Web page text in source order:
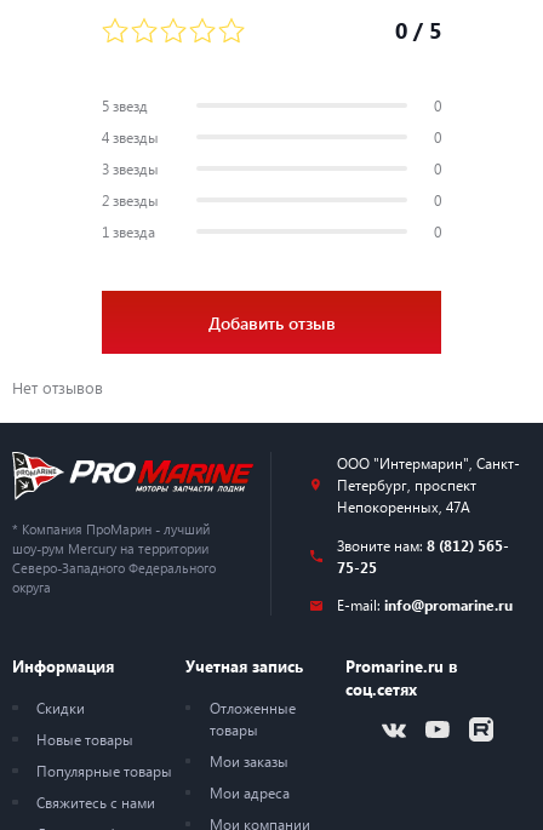
0 / 5
5 звезд
0
4 звезды
0
3 звезды
0
2 звезды
0
1 звезда
0
Добавить отзыв
Нет отзывов
* Компания ПроМарин - лучший
шоу-рум Mercury на территории
Северо-Западного Федерального
округа
ООО "Интермарин" Санкт-
Петербург, проспект
Непокоренных, 47А
Звоните нам: 8 (812) 565-
75-25
E-mail: info@promarine.ru
Информация
Скидки
Новые товары
Популярные товары
Свяжитесь с нами
Учетная запись
Отложенные
товары
Мои заказы
Мои адреса
Мои компании
Promarine.ru в
соц.сетях